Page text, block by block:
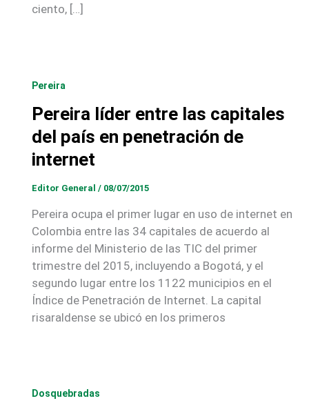
ciento, […]
Pereira
Pereira líder entre las capitales
del país en penetración de
internet
Editor General / 08/07/2015
Pereira ocupa el primer lugar en uso de internet en
Colombia entre las 34 capitales de acuerdo al
informe del Ministerio de las TIC del primer
trimestre del 2015, incluyendo a Bogotá, y el
segundo lugar entre los 1122 municipios en el
Índice de Penetración de Internet. La capital
risaraldense se ubicó en los primeros
Dosquebradas